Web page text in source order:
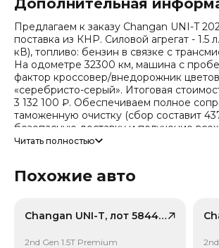
Предлагаем к заказу Changan UNI-T
поставка из КНР. Силовой агрегат - 1.5
кВ), топливо: бензин в связке с
На одометре 32300 км, машина с
фактор кроссовер/внедорожник
«серебристо-серый». Итоговая
3 132 100 ₽. Обеспечиваем полное
таможенную очистку (сбор составит
безопасную доставку и получение
дефектовку и точные сроки
Тип привода: Передний привод (FWD).
Читать полностью
Похожие авто
Changan UNI-T, лот 58445722
2nd Gen 1.5T Premium